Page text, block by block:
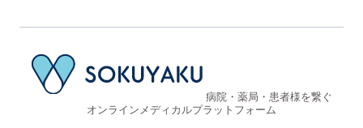
病院・薬局・患者様を繋ぐ
オンラインメディカルプラットフォーム